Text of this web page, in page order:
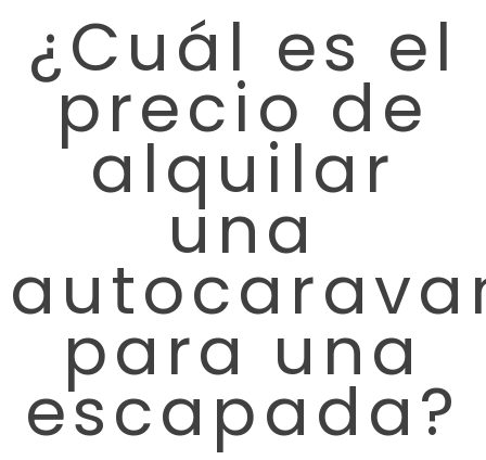
¿Cuál es el
precio de
alquilar
una
para una
escapada?